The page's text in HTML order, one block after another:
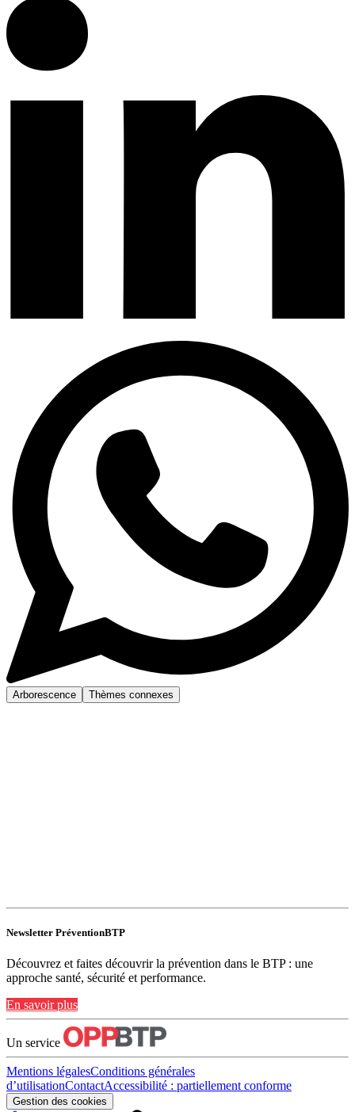
Arborescence Thèmes connexes
Newsletter PréventionBTP
Découvrez et faites découvrir la prévention dans le BTP : une
approche santé, sécurité et performance.
En savoir plus
Un service
Mentions légalesConditions générales
d’utilisationContactAccessibilité : partiellement conforme
Gestion des cookies